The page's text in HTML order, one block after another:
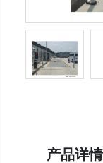
产品详情